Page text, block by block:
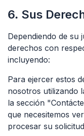
6. Sus
Dependiendo de su
derechos con
incluyendo:
Para ejercer estos
nosotros utilizando
la sección
que necesitemos
procesar su